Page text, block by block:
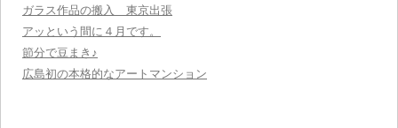
ガラス作品の搬入 東京出張
アッという間に４月です。
節分で豆まき♪
広島初の本格的なアートマンション